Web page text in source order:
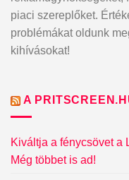
piaci szereplőket.
problémákat oldunk
kihívásokat!
A
Kiváltja a fénycsövet a
Még többet is ad!